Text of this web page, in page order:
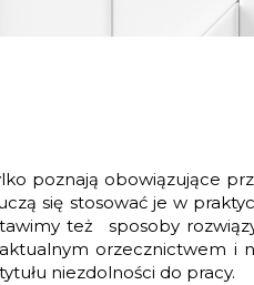
poznają obowiązujące
się stosować je w
też sposoby
orzecznictwem i
niezdolności do pracy.